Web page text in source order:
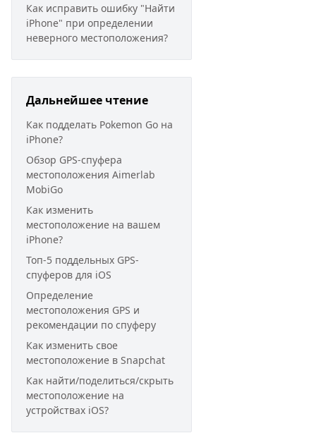
Как исправить ошибку "Найти
iPhone" при определении
неверного местоположения?
Дальнейшее чтение
Как подделать Pokemon Go на
iPhone?
Обзор GPS-спуфера
местоположения Aimerlab
MobiGo
Как изменить
местоположение на вашем
iPhone?
Топ-5 поддельных GPS-
спуферов для iOS
Определение
местоположения GPS и
рекомендации по спуферу
Как изменить свое
местоположение в Snapchat
Как найти/поделиться/скрыть
местоположение на
устройствах iOS?